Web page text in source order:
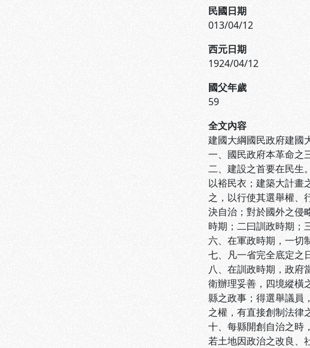
民國日期
013/04/12
西元日期
1924/04/12
國父年歲
59
全文內容
建國大綱國民政府建國
一、國民政府本革命之
二、建設之首要在民生
以裕民衣；建築大計畫
之，以行使其選舉權、
決自治；對於國外之侵
時期；二曰訓政時期；
六、在軍政時期，一切
七、凡一省完全底定之
八、在訓政時期，政府
衛辦理妥善，四境縱橫
縣之政事；得選舉議員
之權，有直接創制法律
十、每縣開創自治之時
若土地因政治之改良、